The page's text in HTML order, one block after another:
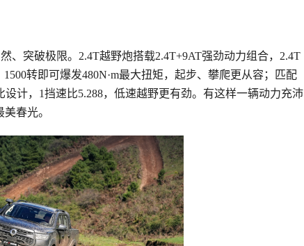
、突破极限。2.4T越野炮搭载2.4T+9AT强劲动力组合，2.4T
转即可爆发480N·m最大扭矩，起步、攀爬更从容；匹配
计，1挡速比5.288，低速越野更有劲。有这样一辆动力充沛
春光。